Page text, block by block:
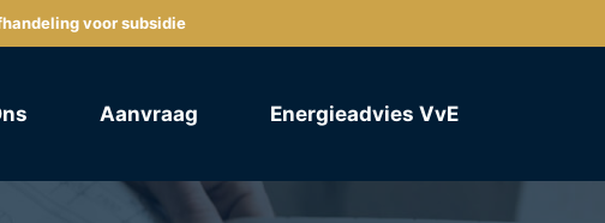
voor subsidie
Aanvraag Energieadvies VvE